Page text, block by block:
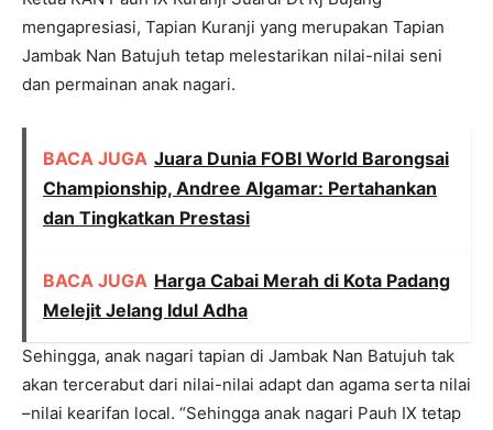
mengapresiasi, Tapian Kuranji yang merupakan Tapian
Jambak Nan Batujuh tetap melestarikan nilai-nilai seni
dan permainan anak nagari.
BACA JUGA Juara Dunia FOBI World Barongsai
Championship, Andree Algamar: Pertahankan
dan Tingkatkan Prestasi
BACA JUGA Harga Cabai Merah di Kota Padang
Melejit Jelang Idul Adha
Sehingga, anak nagari tapian di Jambak Nan Batujuh tak
akan tercerabut dari nilai-nilai adapt dan agama serta nilai
–nilai kearifan local. “Sehingga anak nagari Pauh IX tetap